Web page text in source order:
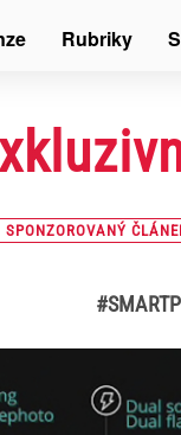
SPONZOROVANÝ
Rubriky